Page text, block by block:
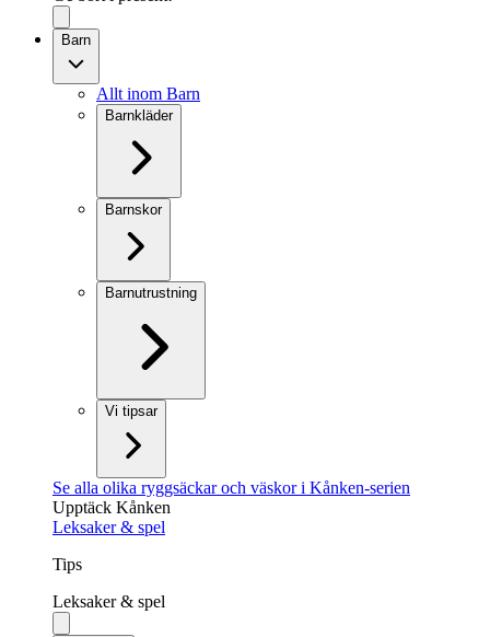
Barn
Allt inom Barn
Barnkläder
Barnskor
Barnutrustning
Vi tipsar
Se alla olika ryggsäckar och väskor i Kånken-serien
Upptäck Kånken
Leksaker & spel
Tips
Leksaker & spel